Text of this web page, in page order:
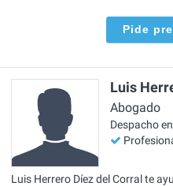
Pide
Luis
Abogado
Despacho
Luis Herrero Díez del Corral te